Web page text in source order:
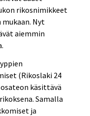
rikosnimikkeet
Nyt
aiemmin
(Rikoslaki 24
käsittävä
Samalla
ja